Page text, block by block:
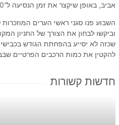
אביב, באופן שיקצר את זמן הנסיעה ל־20 דקות.
השבוע פנו סגני ראשי הערים
וביקשו לבחון את הצורך של החניון
להקטין את כמות הרכבים הפרטיים
חדשות קשורות